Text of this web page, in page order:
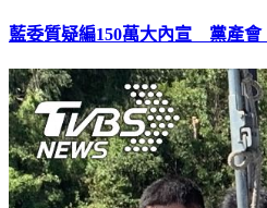
藍委質疑編150萬大內宣 黨產會